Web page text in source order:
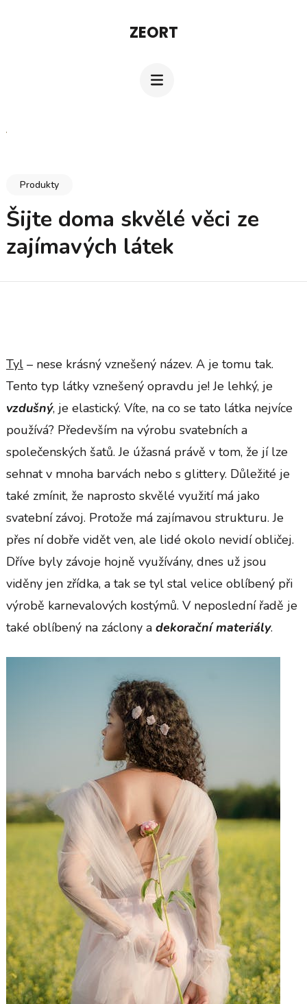
ZEORT
Produkty
Šijte doma skvělé věci ze
zajímavých látek
Tyl– nese krásný vznešený název. A je tomu tak.
Tento typ látky vznešený opravdu je! Je lehký, je
vzdušný, je elastický. Víte, na co se tato látka nejvíce
používá? Především na výrobu svatebních a
společenských šatů. Je úžasná právě v tom, že jí lze
sehnat v mnoha barvách nebo s glittery. Důležité je
také zmínit, že naprosto skvělé využití má jako
svatební závoj. Protože má zajímavou strukturu. Je
přes ní dobře vidět ven, ale lidé okolo nevidí obličej.
Dříve byly závoje hojně využívány, dnes už jsou
viděny jen zřídka, a tak se tyl stal velice oblíbený při
výrobě karnevalových kostýmů. V neposlední řadě je
také oblíbený na záclony a dekorační materiály.